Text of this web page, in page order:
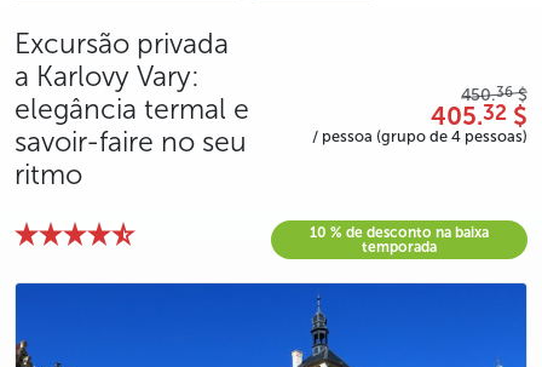
Excursão privada
a Karlovy Vary:
elegância termal e
savoir-faire no seu
ritmo
450.36$
405.32 $
/ pessoa (grupo de 4 pessoas)
10 % de desconto na baixa
temporada
photo 5
photo 6
photo 7
photo 8